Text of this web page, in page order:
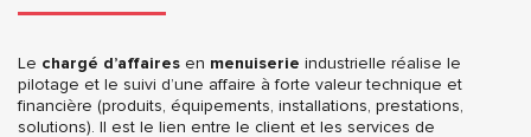
Le chargé d’affaires en menuiserie industrielle réalise le
pilotage et le suivi d’une affaire à forte valeur technique et
financière (produits, équipements, installations, prestations,
solutions). Il est le lien entre le client et les services de